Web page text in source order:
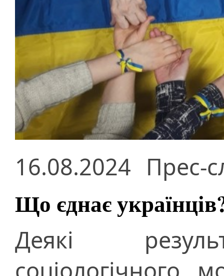
16.08.2024 Прес-
Що єднає
Деякі